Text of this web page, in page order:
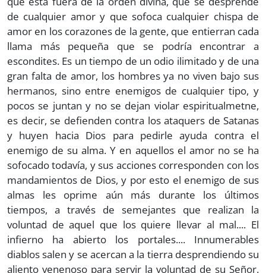
de cualquier amor y que sofoca cualquier chispa de
amor en los corazones de la gente, que entierran cada
llama más pequeña que se podría encontrar a
escondites. Es un tiempo de un odio ilimitado y de una
gran falta de amor, los hombres ya no viven bajo sus
hermanos, sino entre enemigos de cualquier tipo, y
pocos se juntan y no se dejan violar espiritualmetne,
es decir, se defienden contra los ataquers de Satanas
y huyen hacia Dios para pedirle ayuda contra el
enemigo de su alma. Y en aquellos el amor no se ha
sofocado todavía, y sus acciones corresponden con los
mandamientos de Dios, y por esto el enemigo de sus
almas les oprime aún más durante los últimos
tiempos, a través de semejantes que realizan la
voluntad de aquel que los quiere llevar al mal.... El
infierno ha abierto los portales.... Innumerables
diablos salen y se acercan a la tierra desprendiendo su
aliento venenoso para servir la voluntad de su Señor.